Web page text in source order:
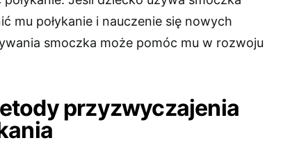
mu połykanie i nauczenie się nowych
smoczka może pomóc mu w rozwoju
przyzwyczajenia